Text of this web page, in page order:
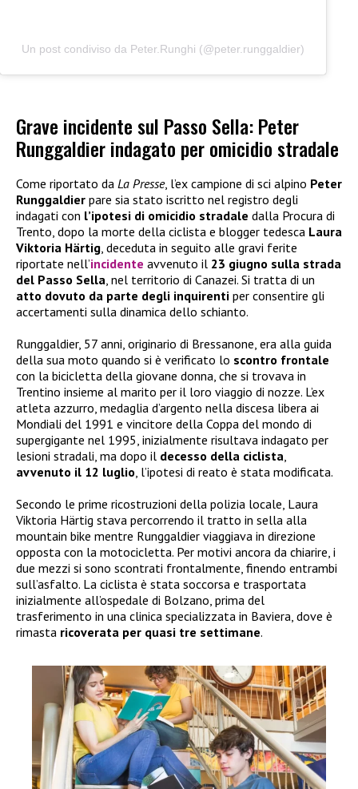
Un post condiviso da Peter.Runghi (@peter.runggaldier)
Grave incidente sul Passo Sella: Peter
Runggaldier indagato per omicidio stradale
Come riportato da La Presse, l’ex campione di sci alpino Peter
Runggaldier pare sia stato iscritto nel registro degli
indagati con l’ipotesi di omicidio stradale dalla Procura di
Trento, dopo la morte della ciclista e blogger tedesca Laura
Viktoria Härtig, deceduta in seguito alle gravi ferite
riportate nell’incidente avvenuto il 23 giugno sulla strada
del Passo Sella, nel territorio di Canazei. Si tratta di un
atto dovuto da parte degli inquirenti per consentire gli
accertamenti sulla dinamica dello schianto.
Runggaldier, 57 anni, originario di Bressanone, era alla guida
della sua moto quando si è verificato lo scontro frontale
con la bicicletta della giovane donna, che si trovava in
Trentino insieme al marito per il loro viaggio di nozze. L’ex
atleta azzurro, medaglia d’argento nella discesa libera ai
Mondiali del 1991 e vincitore della Coppa del mondo di
supergigante nel 1995, inizialmente risultava indagato per
lesioni stradali, ma dopo il decesso della ciclista,
avvenuto il 12 luglio, l’ipotesi di reato è stata modificata.
Secondo le prime ricostruzioni della polizia locale, Laura
Viktoria Härtig stava percorrendo il tratto in sella alla
mountain bike mentre Runggaldier viaggiava in direzione
opposta con la motocicletta. Per motivi ancora da chiarire, i
due mezzi si sono scontrati frontalmente, finendo entrambi
sull’asfalto. La ciclista è stata soccorsa e trasportata
inizialmente all’ospedale di Bolzano, prima del
trasferimento in una clinica specializzata in Baviera, dove è
rimasta ricoverata per quasi tre settimane.